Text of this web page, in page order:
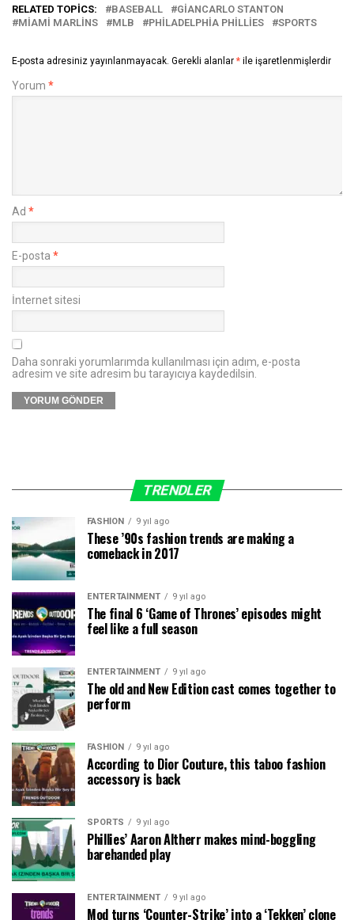
RELATED TOPICS: BASEBALL
GIANCARLO STANTON
MIAMI MARLINS
MLB PHILADELPHIA PHILLIES SPORTS
E-posta adresiniz yayınlanmayacak. Gerekli alanlar * ile işaretlenmişlerdir
Yorum *
Ad *
E-posta *
İnternet sitesi
Daha sonraki yorumlarımda kullanılması için adım, e-posta
adresim ve site adresim bu tarayıcıya kaydedilsin.
TRENDLER
FASHION 9 yıl ago
These ’90s fashion trends are making a
comeback in 2017
ENTERTAINMENT 9 yıl ago
The final 6 ‘Game of Thrones’ episodes might
feel like a full season
ENTERTAINMENT 9 yıl ago
The old and New Edition cast comes together to
perform
FASHION 9 yıl ago
According to Dior Couture, this taboo fashion
accessory is back
SPORTS 9 yıl ago
Phillies’ Aaron Altherr makes mind-boggling
barehanded play
ENTERTAINMENT 9 yıl ago
Mod turns ‘Counter-Strike’ into a ‘Tekken’ clone